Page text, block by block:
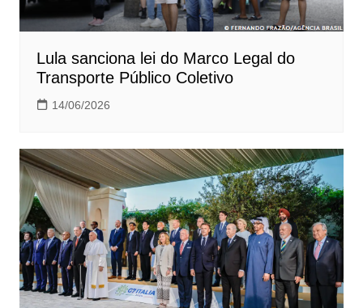
Lula sanciona lei do Marco Legal do
Transporte Público Coletivo
14/06/2026